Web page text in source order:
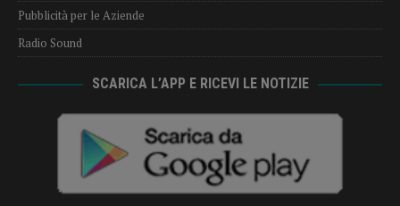
Pubblicità per le Aziende
Radio Sound
SCARICA L’APP E RICEVI LE NOTIZIE